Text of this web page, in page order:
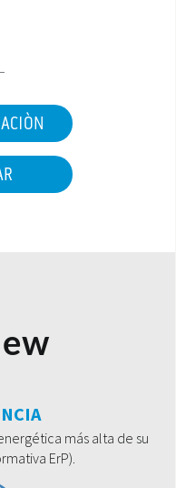
más alta de su
ErP).